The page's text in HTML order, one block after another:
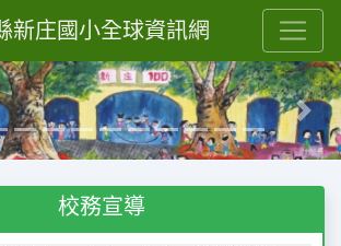
新庄國小全球資訊網
Next
校務宣導